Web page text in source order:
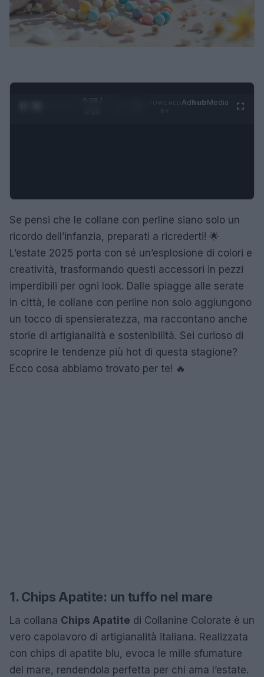
0:29 /
AdhubMedia
Se pensi che le collane con perline siano solo un
ricordo dell’infanzia, preparati a ricrederti! 🌟
L’estate 2025 porta con sé un’esplosione di colori e
creatività, trasformando questi accessori in pezzi
imperdibili per ogni look. Dalle spiagge alle serate
in città, le collane con perline non solo aggiungono
un tocco di spensieratezza, ma raccontano anche
storie di artigianalità e sostenibilità. Sei curioso di
scoprire le tendenze più hot di questa stagione?
Ecco cosa abbiamo trovato per te! 🔥
1. Chips Apatite: un tuffo nel mare
La collana Chips Apatite di Collanine Colorate è un
vero capolavoro di artigianalità italiana. Realizzata
con chips di apatite blu, evoca le mille sfumature
del mare, rendendola perfetta per chi ama l’estate.